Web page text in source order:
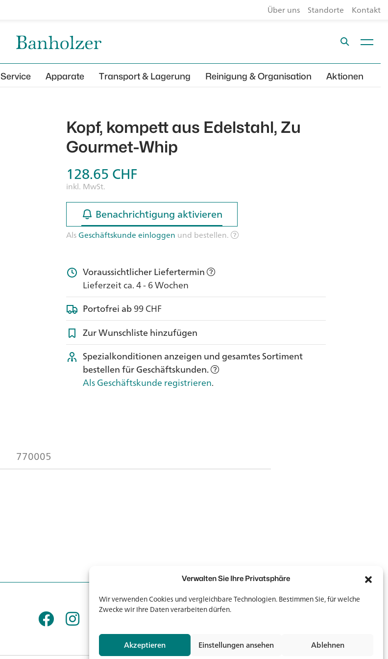
Verwalten Sie Ihre Privatsphäre
Wir verwenden Cookies und vergleichbare Technologien. Bestimmen Sie, für welche
Zwecke wir Ihre Daten verarbeiten dürfen.
Akzeptieren Ablehnen
Einstellungen ansehen
Über uns Standorte Kontakt
Service Apparate Transport & Lagerung Reinigung & Organisation Aktionen
Kopf, kompett aus Edelstahl, Zu
Gourmet-Whip
128.65CHF
inkl. MwSt.
Benachrichtigung aktivieren
Benachrichtigung aktivieren
AlsGeschäftskunde einloggen und bestellen.
Voraussichtlicher Liefertermin
Lieferzeit ca. 4 - 6 Wochen
Portofrei ab99 CHF
Zur Wunschliste hinzufügen
Spezialkonditionen anzeigen und gesamtes Sortiment
bestellen für Geschäftskunden.
Als Geschäftskunde registrieren.
770005